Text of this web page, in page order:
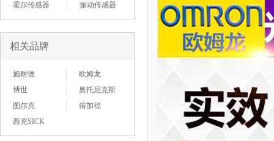
霍尔传感器
振动传感器
相关品牌
施耐德
欧姆龙
博世
奥托尼克斯
图尔克
倍加福
西克SICK